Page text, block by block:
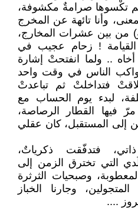
تكْسوها صرامةٌ مكشوفة،
وأنا تائهة عن المخرج
من بين عشرات المخارج،
! زحام عجيب في
.. ولما انفتحتْ إشارة
الناس في وقت واحد
فتداخلتْ ثم تباعدتْ
لبدء يوم الحساب مع
فيها القطار الرصاصة،
إلى المستقبل، كان عقلي
فتدفّقت ذكرياتٌ،
التي تخترق الزمن إلى
وصبحيات الثرثرة
وجارنا الخباز
....